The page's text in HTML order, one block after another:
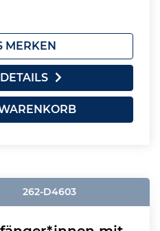
MERKEN
262-D4603